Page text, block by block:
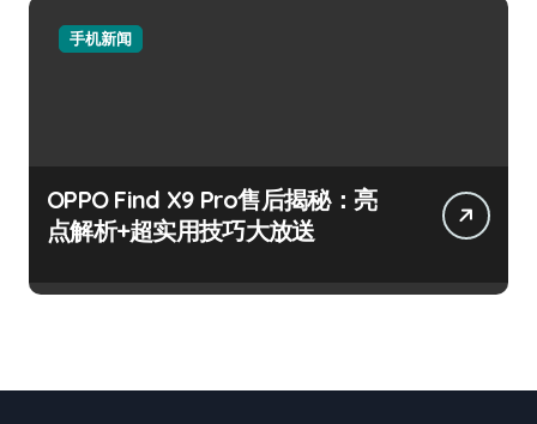
手机新闻
OPPO Find X9 Pro售后揭秘：亮
点解析+超实用技巧大放送